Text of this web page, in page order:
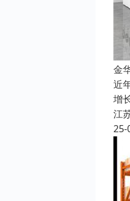
金
近
增
江
25-